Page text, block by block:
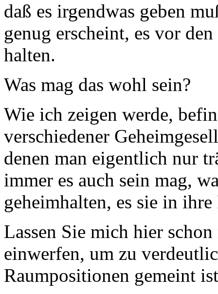
daß es irgendwas geben
genug erscheint, es vor
halten.
Was mag das wohl sein?
Wie ich zeigen werde,
verschiedener
denen man eigentlich nur
immer es auch sein mag,
geheimhalten, es sie in
Lassen Sie mich hier
einwerfen, um zu
Raumpositionen gemeint